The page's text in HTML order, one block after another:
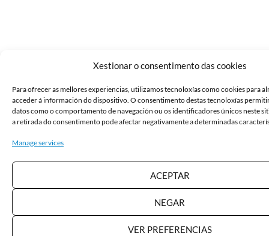
Xestionar o consentimento das cookies
Para ofrecer as mellores experiencias, utilizamos tecnoloxías como cookies para
acceder á información do dispositivo. O consentimento destas tecnoloxías
datos como o comportamento de navegación ou os identificadores únicos neste
a retirada do consentimento pode afectar negativamente a determinadas
Manage services
ACEPTAR
NEGAR
VER PREFERENCIAS